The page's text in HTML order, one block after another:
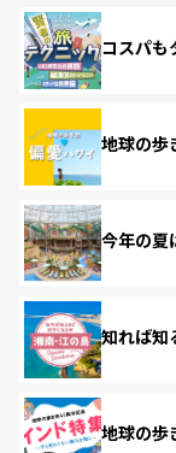
コスパも
地球の
今年の夏
知れば知
地球の歩